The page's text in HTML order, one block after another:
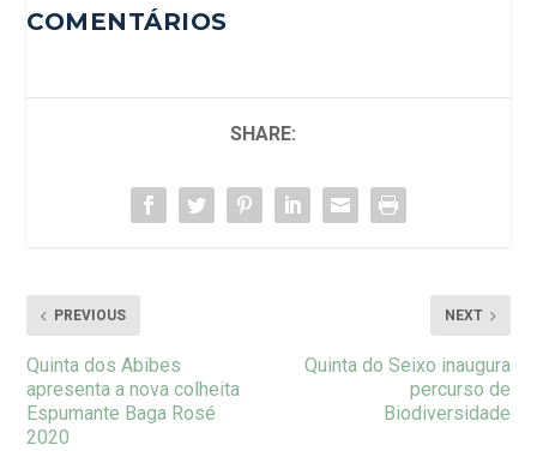
COMENTÁRIOS
SHARE:
PREVIOUS
Quinta dos Abibes
apresenta a nova colheita
Espumante Baga Rosé
2020
NEXT
Quinta do Seixo inaugura
percurso de
Biodiversidade